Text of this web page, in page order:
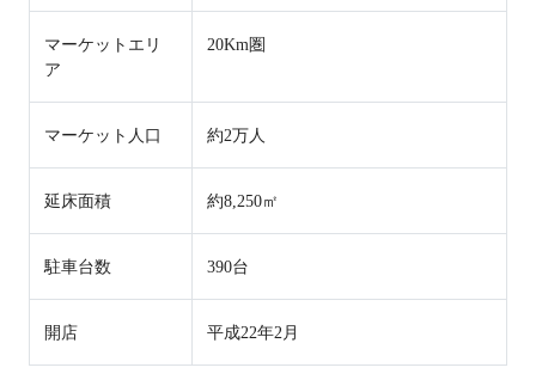
マーケットエリ
ア
20Km圏
マーケット人口 約2万人
延床面積 約8,250㎡
駐車台数 390台
開店 平成22年2月